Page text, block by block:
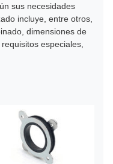
sus necesidades
incluye, entre otros,
dimensiones de
especiales,